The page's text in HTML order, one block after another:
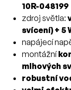
10R-048199
zdroj světla:
svícení) + 5
napájecí
montážní
mlhových
robustní